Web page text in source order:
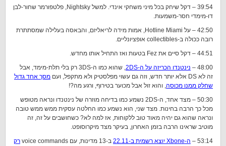
39:54 – דקל שיחק בכל מיני משחקי אינדי. למשל Nightsky, פלטפורמר שחור-לבן
דו-מימדי חסר-משמעות.
42:50 – על Hotline Miami, אמות מידה לריאליזם, והבאסה בעלילה שמסתתרת
רובה ככולה ב-collectibles אופציונליים.
44:51 – דקל סיים את Fez בטעות ואז התחיל אותו מחדש.
48:00 –
נינטנדו הכריזה על ה-2DS
, שהוא כמו ה-3DS רק בלי תלת-מימד, אבל
זה לא DS אלא יותר חדש, וזה גם עשוי מפלסטיק ולא מתקפל, ועם
מסך אחד גדול
שחלק ממנו מכוסה, והוא זול אבל מכוער בטירוף, ורגע מה?!
50:30 – מצד אחד, ה-2DS נשמע כמו בדיחה מוזרה של נינטנדו ונראה מטופש
מכל כך הרבה בחינות. מצד שני, הוא נשמע כמו החלטה עסקית ממש ממש טובה
ונראה שהוא גם יהיה מאוד טוב ללקוחות, אז למה לא? כשחושבים על זה, זה
מוטיב שראינו הרבה בזמן האחרון, בעיקר מצד מיקרוסופט.
53:14 –
ה-Xbone יוצא רשמית ב-22.11 ב-13 מדינות, עם voice commands
רק